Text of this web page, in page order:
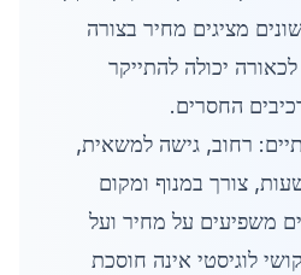
מציגים מחיר בצורה
יכולה להתייקר
החסרים.
רחוב, גישה למשאית,
צורך במנוף ומקום
משפיעים על מחיר ועל
לוגיסטי אינה חוסכת